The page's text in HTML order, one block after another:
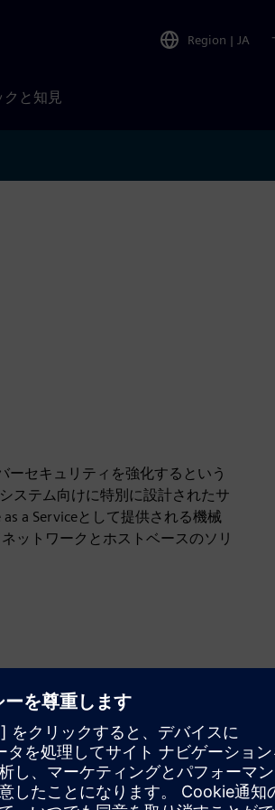
Region | JA
クと知見
ーセキュリティを強化するという
ステム向けに特別に設計されたサ
a Serviceとして提供される機械
ットワークとホストベースのソリ
Xcelerator製品／ソリュ
するか、Siemens Xcelerator